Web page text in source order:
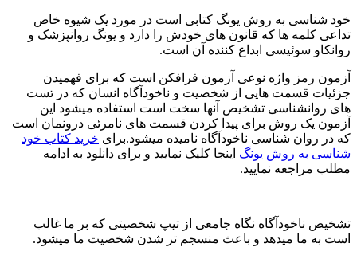
خود شناسی به روش یونگ کتابی است در مورد یک شیوه خاص
تداعی کلمه ها که قانون های خودش را دارد و یونگ روانپزشک و
روانکاو سوئیسی ابداع کننده آن است.
آزمون رمز واژه نوعی آزمون فرافکن است که برای فهمیدن
جزئیات قسمت هایی از شخصیت و ناخودآگاه انسان که در تست
های روانشناسی تشخیص آنها سخت است استفاده میشود این
آزمون یک روش برای پیدا کردن قسمت های نامرئی درونمان است
که در روان شناسی ناخودآگاه نامیده میشود.برای خرید کتاب خود
شناسی به روش یونگ اینجا کلیک نمایید و برای دانلود به ادامه
مطلب مراجعه نمایید.
تشخیص ناخودآگاه نگاه جامعی از تیپ شخصیتی که بر ما غالب
است به ما میدهد و باعث منسجم تر شدن شخصیت ما میشود‌.